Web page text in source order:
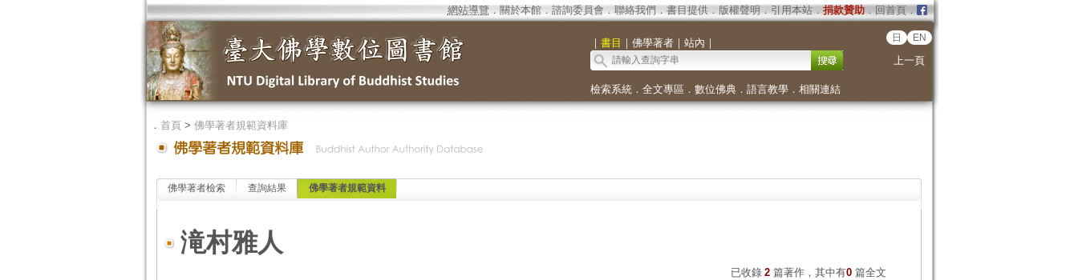
網站導覽 ． 關於本館． 諮詢委員會． 聯絡我們 ． 書目提供． 版權聲明 ． 引用本站． 捐款贊助．回首頁．
｜ 書目 ｜ 佛學著者｜ 站內 ｜ 日 EN
上一頁
檢索系統． 全文專區 ． 數位佛典． 語言教學． 相關連結
． 首頁> 佛學著者規範資料庫
佛學著者檢索 查詢結果 佛學著者規範資料
滝村雅人
已收錄 2 篇著作，其中有0篇全文